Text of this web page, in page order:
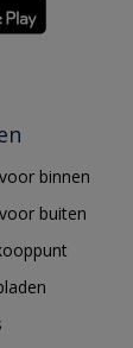
binnen
buiten